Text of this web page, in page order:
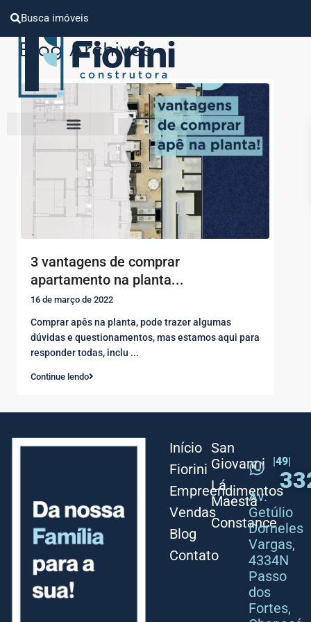
Busca imóveis
Blog Archives
3 vantagens de comprar
apartamento na planta...
16 de março de 2022
Comprar apês na planta, pode trazer algumas
dúvidas e questionamentos, mas estamos aqui para
responder todas, inclu ...
Continue lendo
Início
Fiorini
Empreendimentos
Vendas
Blog
Contato
San
Giovanni
Lá
Maestà
Constance
|49|
Av.
Getúlio
Dorneles
Vargas,
4334N
Passo
dos
Fortes,